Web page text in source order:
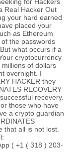
for Hackers
Real Hacker Out
your hard earned
placed your
as Ethereum
the passwords
what occurs if a
cryptocurrency
of dollars
overnight. I
HACKER they
RECOVERY
recovery.
those who have
a crypto guardian
that all is not lost.
( +1 ( 318 ) 203-